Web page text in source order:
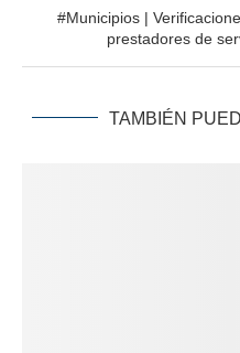
#Municipios |
prestadores de
TAMBIÉN